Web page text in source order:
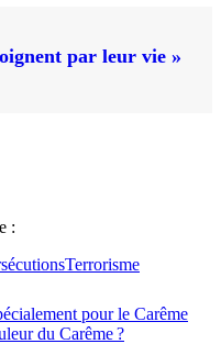
par leur vie »
:
Terrorisme
pour le Carême
du Carême ?